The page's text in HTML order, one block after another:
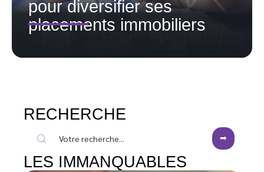
pour diversifier ses
placements immobiliers
RECHERCHE
LES IMMANQUABLES